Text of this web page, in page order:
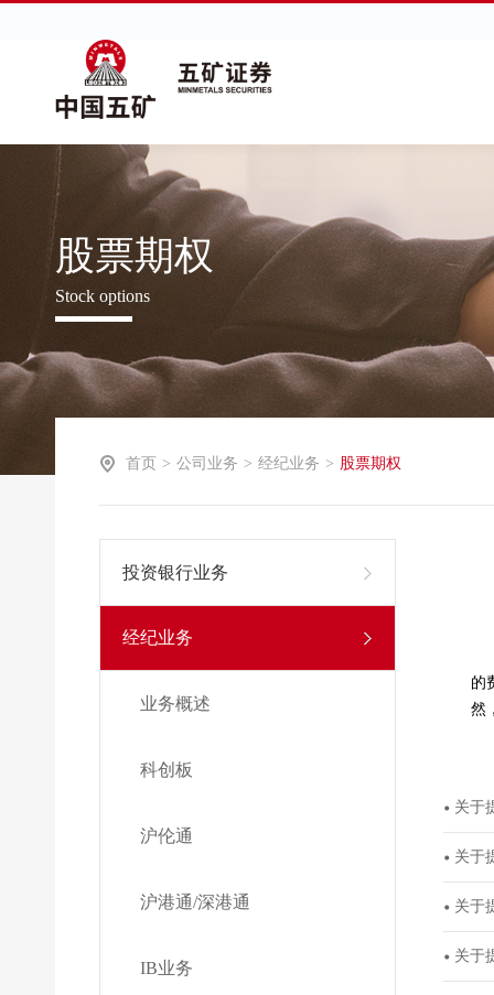
股票期权
Stock options
首页 > 公司业务 > 经纪业务 > 股票期权
投资银行业务
经纪业务
业务概述
科创板
沪伦通
沪港通/深港通
IB业务
的
然
关于
关于
关于
关于